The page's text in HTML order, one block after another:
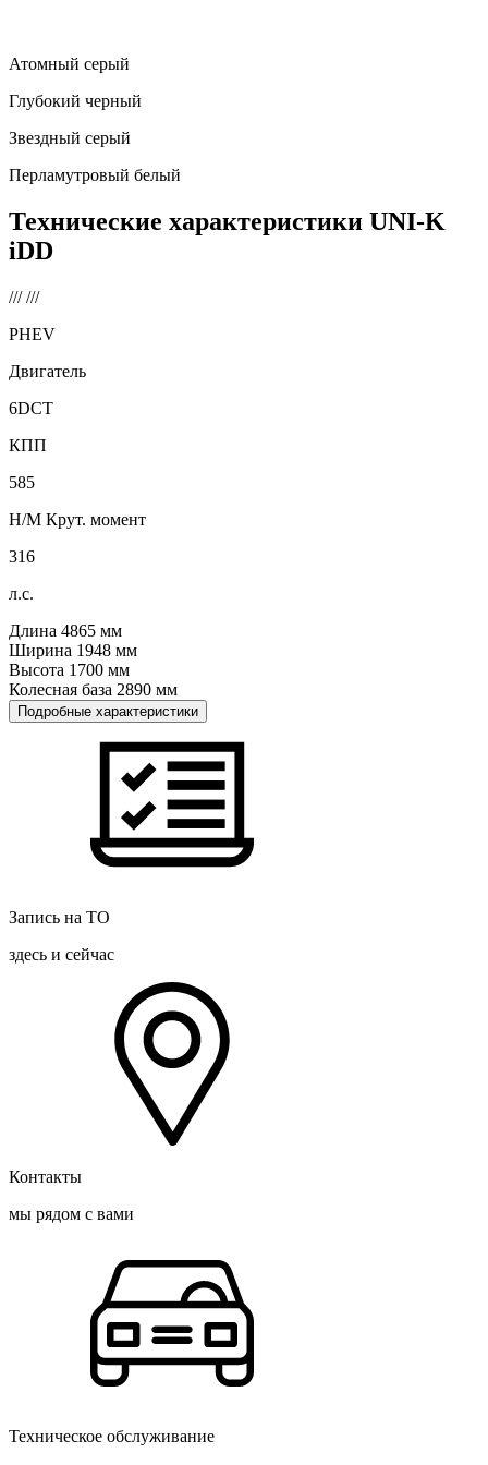
Атомный серый
Глубокий черный
Звездный серый
Перламутровый белый
Технические характеристики UNI-K
iDD
/// ///
PHEV
Двигатель
6DCT
КПП
585
Н/М Крут. момент
316
л.с.
Длина 4865 мм
Ширина 1948 мм
Высота 1700 мм
Колесная база 2890 мм
Подробные характеристики
Запись на ТО
здесь и сейчас
Контакты
мы рядом с вами
Техническое обслуживание